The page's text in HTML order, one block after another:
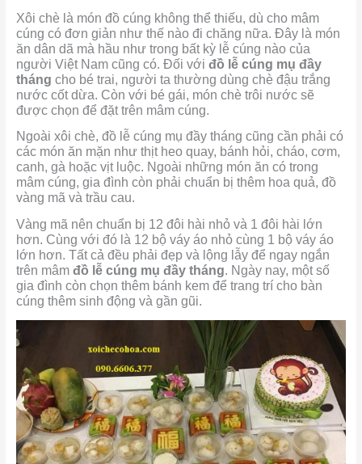
Xôi chè là món đồ cúng không thể thiếu, dù cho mâm
cúng có đơn giản như thế nào đi chăng nữa. Đây là món
ăn dân dã mà hầu như trong bất kỳ lễ cúng nào của
người Việt Nam cũng có. Đối với đồ lễ cúng mụ đầy
tháng cho bé trai, người ta thường dùng chè đậu trắng
nước cốt dừa. Còn với bé gái, món chè trôi nước sẽ
được chọn để đặt trên mâm cúng.
Ngoài xôi chè, đồ lễ cúng mụ đầy tháng cũng cần phải có
các món ăn mặn như thịt heo quay, bánh hỏi, cháo, cơm,
canh, gà hoặc vịt luộc. Ngoài những món ăn có trong
mâm cúng, gia đình còn phải chuẩn bị thêm hoa quả, đồ
vàng mã và trầu cau.
Vàng mã nên chuẩn bị 12 đôi hài nhỏ và 1 đôi hài lớn
hơn. Cùng với đó là 12 bộ váy áo nhỏ cùng 1 bộ váy áo
lớn hơn. Tất cả đều phải đẹp và lộng lẫy để ngay ngắn
trên mâm đồ lễ cúng mụ đầy tháng. Ngày nay, một số
gia đình còn chọn thêm bánh kem để trang trí cho bàn
cúng thêm sinh động và gần gũi.